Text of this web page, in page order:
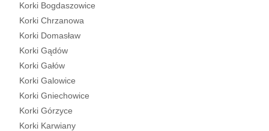
Korki Bogdaszowice
Korki Chrzanowa
Korki Domasław
Korki Gądów
Korki Gałów
Korki Galowice
Korki Gniechowice
Korki Górzyce
Korki Karwiany